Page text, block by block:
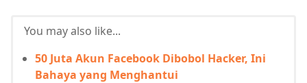
You may also like...
50 Juta Akun Facebook Dibobol Hacker, Ini
Bahaya yang Menghantui